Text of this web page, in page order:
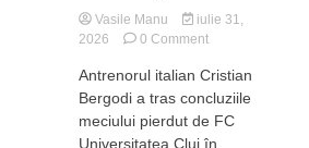
Vasile Manu
iulie 31,
2026
0 Commenton
cere
întăriri
după
eliminarea
Antrenorul italian Cristian
Bergodi a tras concluziile
meciului pierdut de FC
Universitatea Cluj în